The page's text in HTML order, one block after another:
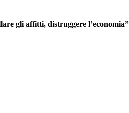
gli affitti, distruggere l’economia”